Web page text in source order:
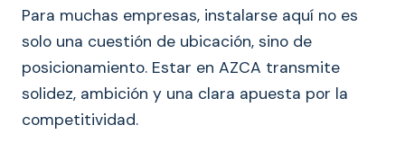
Para muchas empresas, instalarse aquí no es
solo una cuestión de ubicación, sino de
posicionamiento. Estar en AZCA transmite
solidez, ambición y una clara apuesta por la
competitividad.